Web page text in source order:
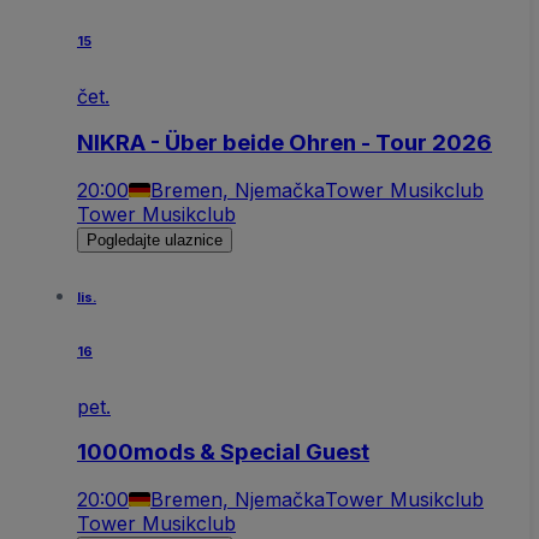
15
čet.
NIKRA - Über beide Ohren - Tour 2026
20:00 Bremen, NjemačkaTower Musikclub
Tower Musikclub
Pogledajte ulaznice
lis.
16
pet.
1000mods & Special Guest
20:00 Bremen, NjemačkaTower Musikclub
Tower Musikclub